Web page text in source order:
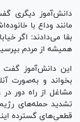
دانش‌آموز دیگری
مانند وداع با
بقا می‌دادند: اگر
همیشه از مردم
این دانش‌آموز
بخواند و به‌صورت
مشاغل از راه دور
تشدید حمله‌های
قطعی‌های گسترده